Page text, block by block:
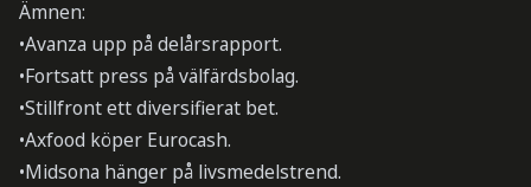
Ämnen:
•Avanza upp på delårsrapport.
•Fortsatt press på välfärdsbolag.
•Stillfront ett diversifierat bet.
•Axfood köper Eurocash.
•Midsona hänger på livsmedelstrend.